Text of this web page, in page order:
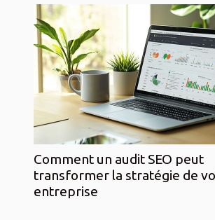
Comment un audit SEO peut
transformer la stratégie de
entreprise